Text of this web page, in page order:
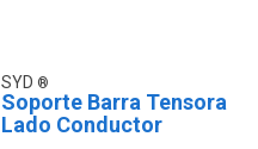
SYD
Soporte Barra Tensora
Lado Conductor